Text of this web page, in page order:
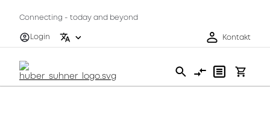
Connecting - today and beyond
Login
Kontakt